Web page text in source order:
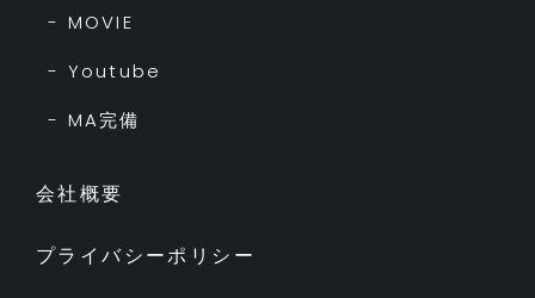
- MOVIE
- Youtube
- MA完備
会社概要
プライバシーポリシー